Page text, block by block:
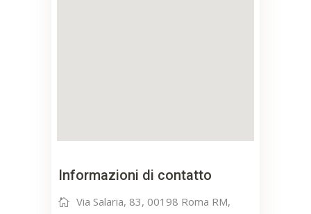
Informazioni di contatto
Via Salaria, 83, 00198 Roma RM,